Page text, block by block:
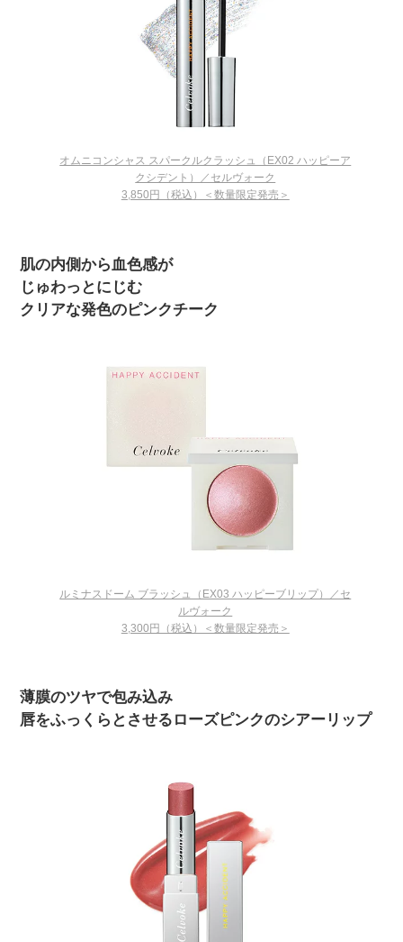
オムニコンシャス スパークルクラッシュ（EX02 ハッピーア
クシデント）／セルヴォーク
3,850円（税込）＜数量限定発売＞
肌の内側から血色感が
じゅわっとにじむ
クリアな発色のピンクチーク
ルミナスドーム ブラッシュ（EX03 ハッピーブリップ）／セ
ルヴォーク
3,300円（税込）＜数量限定発売＞
薄膜のツヤで包み込み
唇をふっくらとさせるローズピンクのシアーリップ